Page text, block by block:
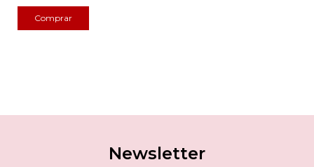
Comprar
Newsletter